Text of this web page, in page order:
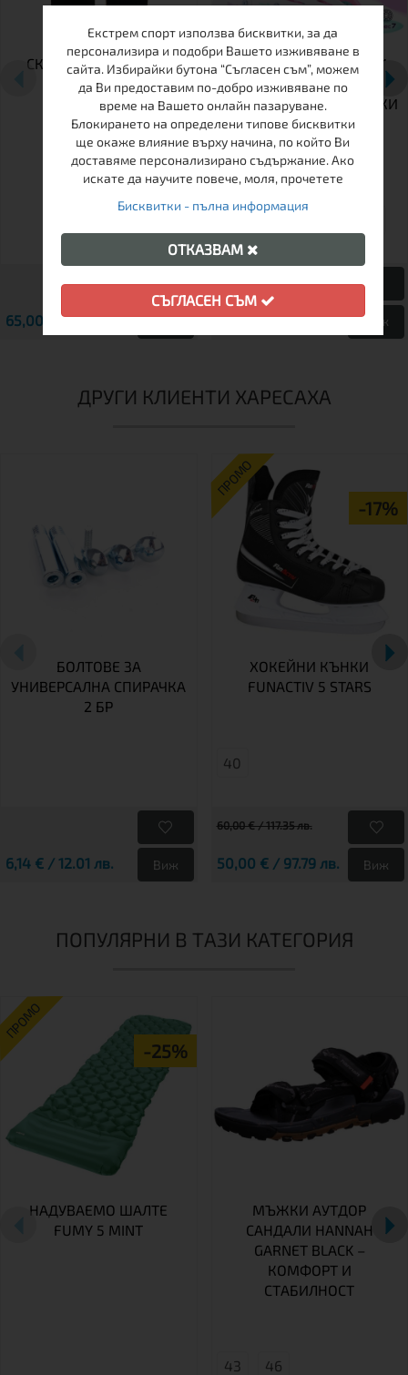
СКЕЙТБОРД TEMPISH
EMPTY
65,00 € / 127.13 лв. Виж
ДЕТСКИ РЕГУЛИРУЕМИ
КЪНКИ TEMPISH TRILO 4
В 1 GIRL – РОЛЕРИ, КЪНКИ
ЗА ЛЕД И РОЛКОВИ
КЪНКИ В ЕДНО
26-29
69,00 € / 134.95 лв. Виж
ДРУГИ КЛИЕНТИ ХАРЕСАХА
БОЛТОВЕ ЗА
УНИВЕРСАЛНА СПИРАЧКА
2 БР
6,14 € / 12.01 лв. Виж
ПРОМО
-17%
ХОКЕЙНИ КЪНКИ
FUNACTIV 5 STARS
40
60,00 € / 117.35 лв.
50,00 € / 97.79 лв. Виж
ПОПУЛЯРНИ В ТАЗИ КАТЕГОРИЯ
ПРОМО
-25%
НАДУВАЕМО ШАЛТЕ
FUMY 5 MINT
МЪЖКИ АУТДОР
САНДАЛИ HANNAH
GARNET BLACK –
КОМФОРТ И
СТАБИЛНОСТ
43 46
Екстрем спорт използва бисквитки, за да
персонализира и подобри Вашето изживяване в
сайта. Избирайки бутона “Съгласен съм”, можем
да Ви предоставим по-добро изживяване по
време на Вашето онлайн пазаруване.
Блокирането на определени типове бисквитки
ще окаже влияние върху начина, по който Ви
доставяме персонализирано съдържание. Ако
искате да научите повече, моля, прочетете
Бисквитки - пълна информация
ОТКАЗВАМ
СЪГЛАСЕН СЪМ